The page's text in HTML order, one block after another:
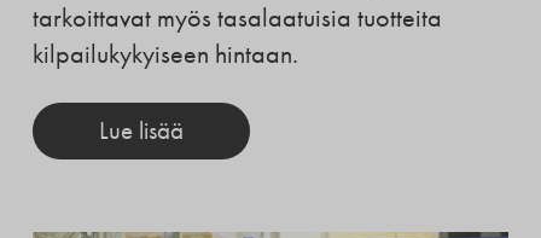
tarkoittavat myös tasalaatuisia tuotteita
kilpailukykyiseen hintaan.
Lue lisää